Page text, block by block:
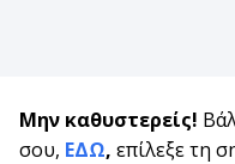
Μην καθυστερείς!
σου, ΕΔΩ, επίλεξε τη